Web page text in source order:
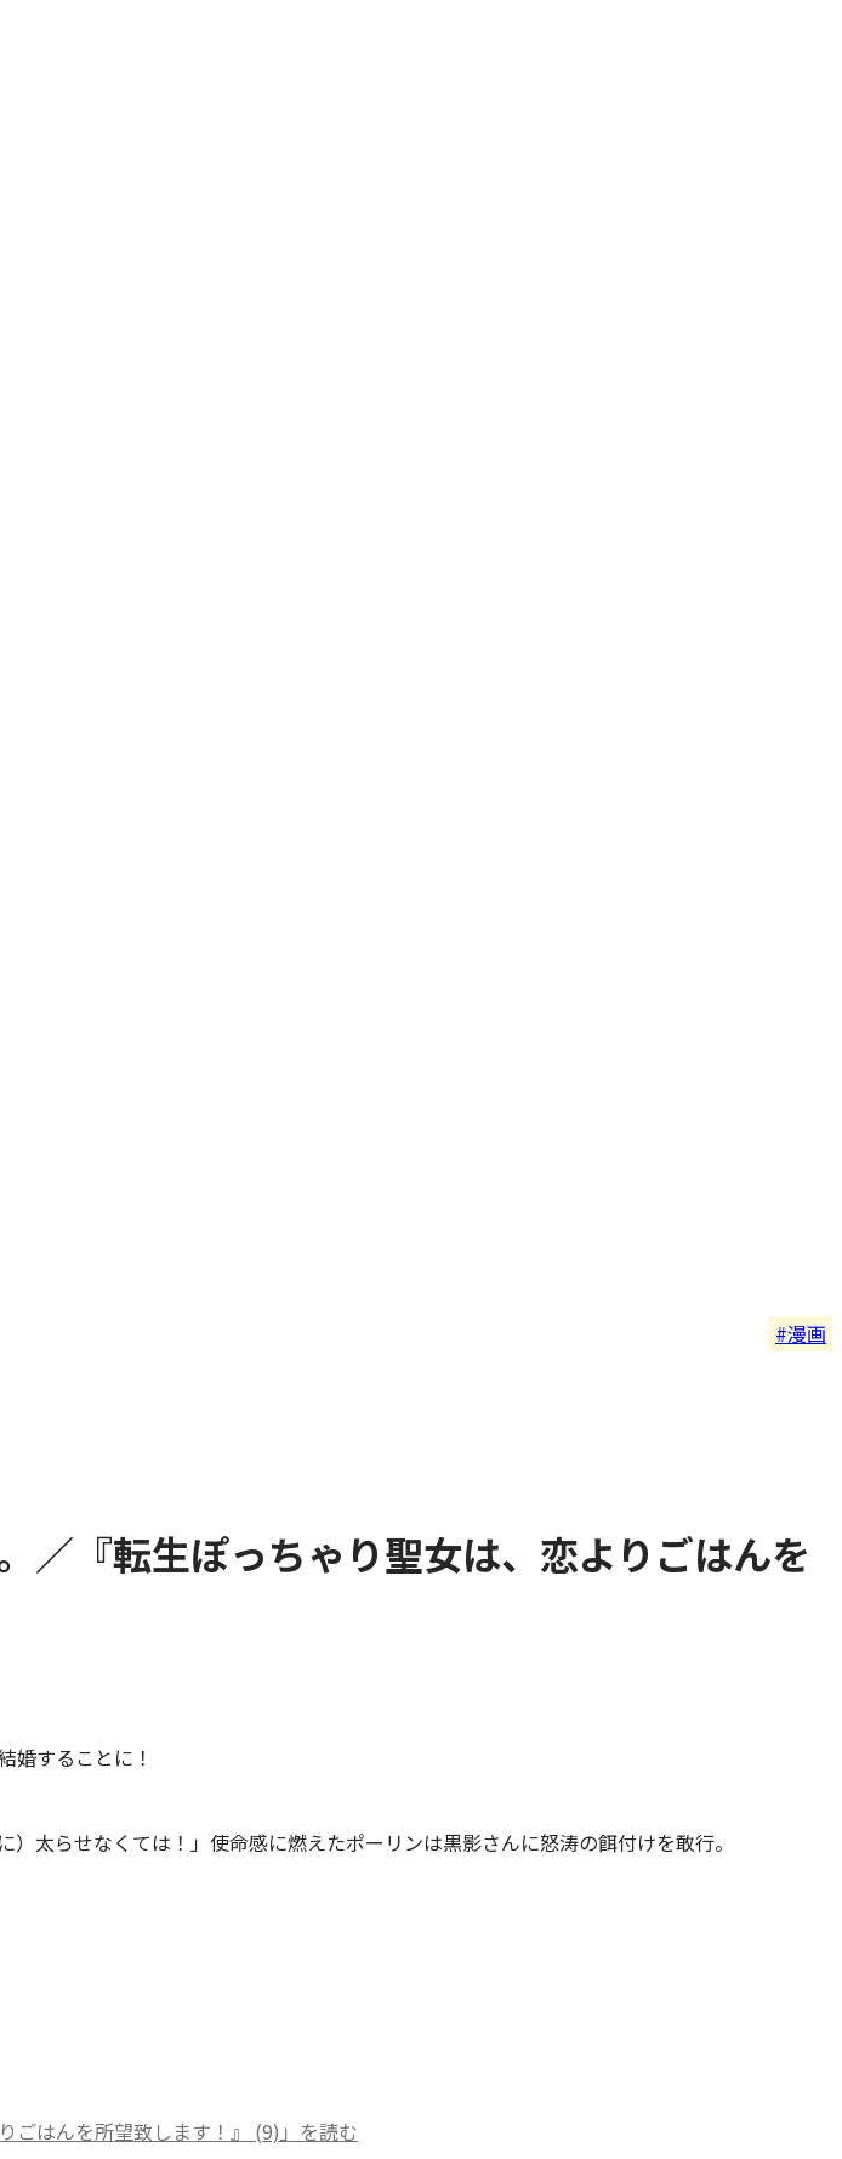
漫画
／『転生ぽっちゃり聖女は、恋よりごはんを
婚することに！
太らせなくては！」使命感に燃えたポーリンは黒影さんに怒涛の餌付けを敢行。
ごはんを所望致します！』 (9)」を読む